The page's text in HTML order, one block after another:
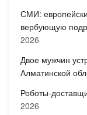
СМИ:
вербующую
2026
Двое мужчин
Алматинской
Роботы-
2026